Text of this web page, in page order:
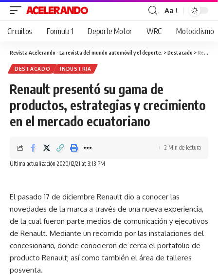
Cambiar
tamaño
fuente
Aa
Circuitos Formula 1 Deporte Motor WRC Motociclismo
Revista Acelerando - La revista del mundo automóvil y el deporte. >Destacado >Renault presentó su gama de productos, estrategias y crecimiento en el mercado ecuatoriano
DESTACADO INDUSTRIA
Renault presentó su gama de
productos, estrategias y crecimiento
en el mercado ecuatoriano
Última actualización 2020/12/21 at 3:13 PM
2 Min de lectura
El pasado 17 de diciembre Renault dio a conocer las
novedades de la marca a través de una nueva experiencia,
de la cual fueron parte medios de comunicación y ejecutivos
de Renault. Mediante un recorrido por las instalaciones del
concesionario, donde conocieron de cerca el portafolio de
producto Renault; así como también el área de talleres
posventa.